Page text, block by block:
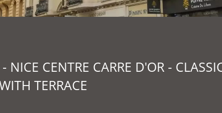
NICE CENTRE CARRE D'OR -
TERRACE